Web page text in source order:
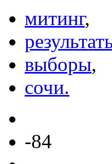
митинг,
выборы,
сочи.
-84